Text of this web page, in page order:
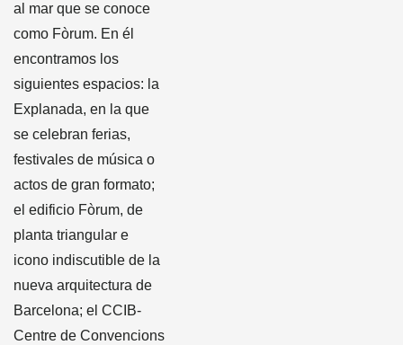
al mar que se conoce
como Fòrum. En él
encontramos los
siguientes espacios: la
Explanada, en la que
se celebran ferias,
festivales de música o
actos de gran formato;
el edificio Fòrum, de
planta triangular e
icono indiscutible de la
nueva arquitectura de
Barcelona; el CCIB-
Centre de Convencions